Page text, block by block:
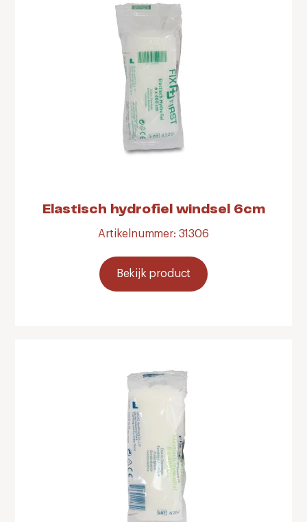
Elastisch hydrofiel windsel 6cm
Artikelnummer: 31306
Bekijk product